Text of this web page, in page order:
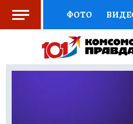
ФОТО
ВЫБОР